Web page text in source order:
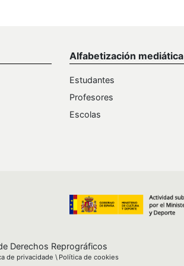
Alfabetización mediática
Estudantes
Profesores
Escolas
Derechos Reprográficos
de privacidade Política de cookies